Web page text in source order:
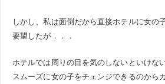
しかし、私は面倒だから直接ホテルに女の
要望したが．．．
ホテルでは周りの目を気のしないといけな
スムーズに女の子をチェンジできるのから